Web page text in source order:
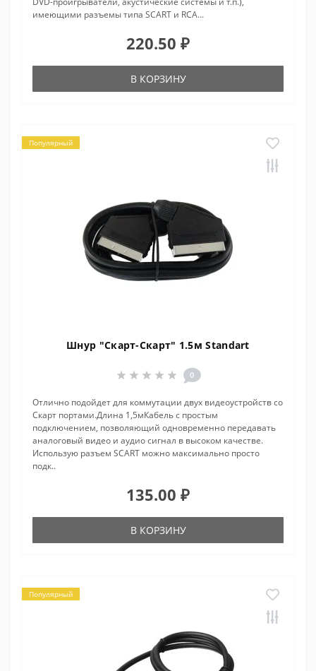
имеющими разъемы типа SCART и RCA...
220.50 ₽
В КОРЗИНУ
Популярный
Шнур "Скарт-Скарт" 1.5м Standart
0
Отлично подойдет для коммутации двух видеоустройств со
Скарт портами.Длина 1,5мКабель с простым
подключением, позволяющий одновременно передавать
аналоговый видео и аудио сигнал в высоком качестве.
Использую разъем SCART можно максимально просто
подк..
135.00 ₽
В КОРЗИНУ
Популярный